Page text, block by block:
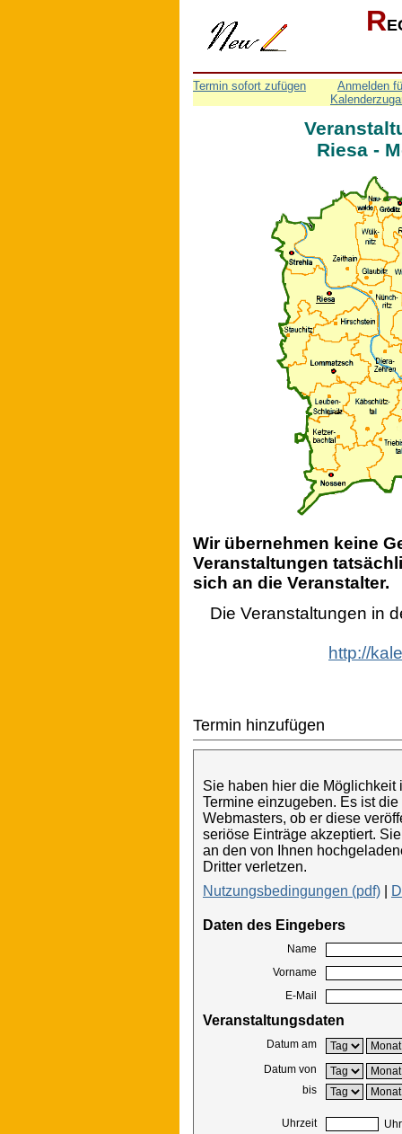
R
Termin sofort zufügen
Anmelden
Riesa -
Wir übernehmen keine
Veranstaltungen
sich an die Veranstalter.
Die Veranstaltungen in
http://
Termin hinzufügen
Sie haben hier die
Termine einzugeben. Es ist
Webmasters, ob er diese
seriöse Einträge akzeptiert.
an den von Ihnen
Dritter verletzen.
Nutzungsbedingungen (pdf)
Daten des Eingebers
Name
Vorname
E-Mail
Veranstaltungsdaten
Datum am
Datum von
bis
Uhrzeit